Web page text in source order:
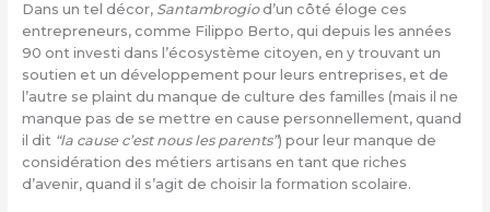
Dans un tel décor,Santambrogio d’un côté éloge ces
entrepreneurs, comme Filippo Berto, qui depuis les années
90 ont investi dans l’écosystème citoyen, en y trouvant un
soutien et un développement pour leurs entreprises, et de
l’autre se plaint du manque de culture des familles (mais il ne
manque pas de se mettre en cause personnellement, quand
il dit “la cause c’est nous les parents”) pour leur manque de
considération des métiers artisans en tant que riches
d’avenir, quand il s’agit de choisir la formation scolaire.